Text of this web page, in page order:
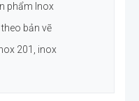
phẩm Inox
bản vẽ
201, inox